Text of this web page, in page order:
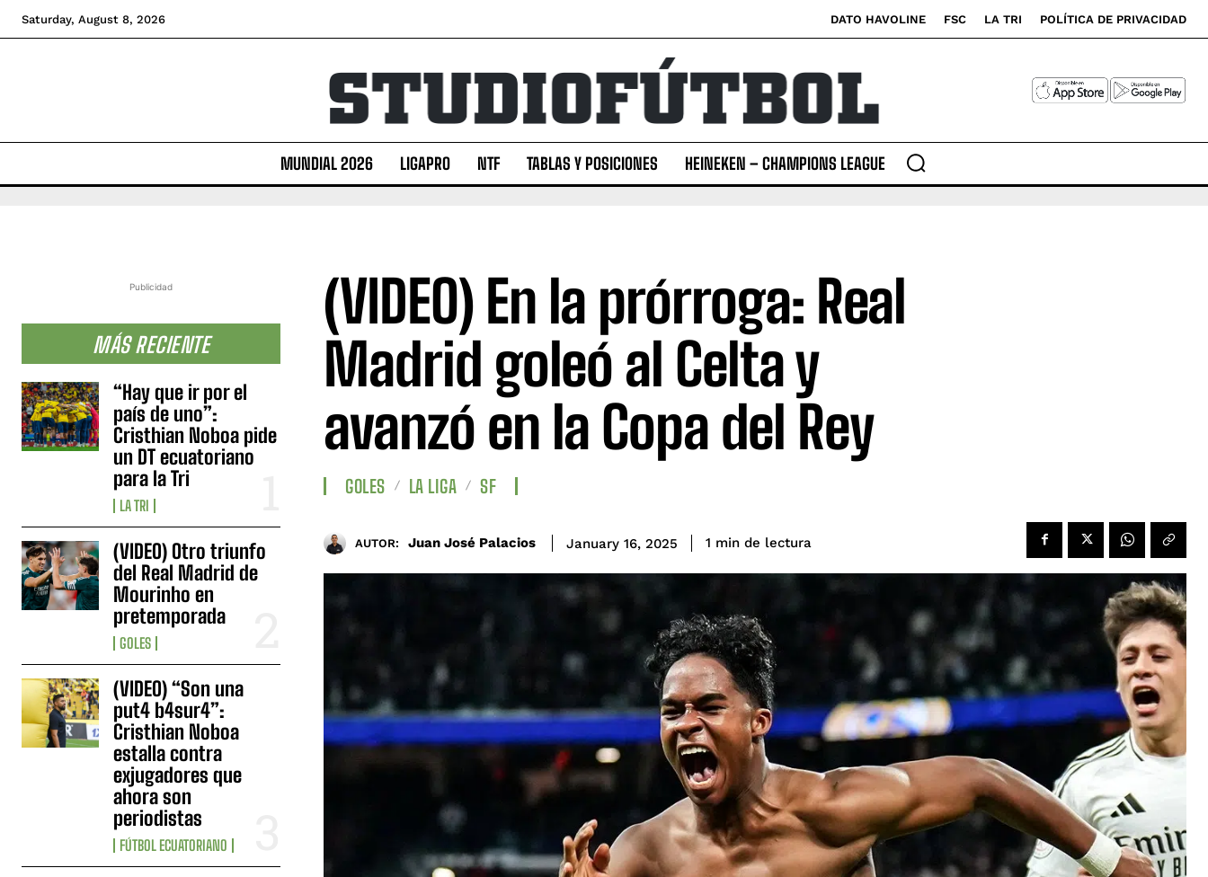
Saturday, August 8, 2026 DATO HAVOLINE FSC LA TRI POLÍTICA DE PRIVACIDAD
MUNDIAL 2026 LIGAPRO NTF TABLAS Y POSICIONES HEINEKEN – CHAMPIONS LEAGUE
Publicidad
MÁS RECIENTE
“Hay que ir por el
país de uno”:
Cristhian Noboa pide
un DT ecuatoriano
para la Tri
LA TRI
(VIDEO) Otro triunfo
del Real Madrid de
Mourinho en
pretemporada
GOLES
(VIDEO) “Son una
put4 b4sur4”:
Cristhian Noboa
estalla contra
exjugadores que
ahora son
periodistas
FÚTBOL ECUATORIANO
(VIDEO) En la prórroga: Real
Madrid goleó al Celta y
avanzó en la Copa del Rey
GOLES LA LIGA SF
AUTOR: Juan José Palacios January 16, 2025 1 min de lectura